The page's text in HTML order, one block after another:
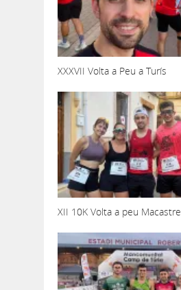
XXXVII Volta a Peu a Turís
XII 10K Volta a peu Macastre